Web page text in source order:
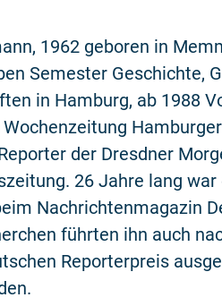
1962 geboren in
Semester Geschichte,
in Hamburg, ab 1988
der Dresdner
26 Jahre lang
Nachrichtenmagazin
führten ihn auch
Reporterpreis